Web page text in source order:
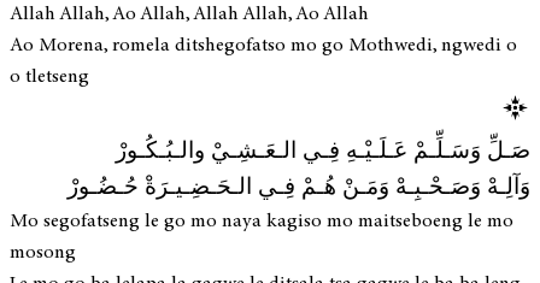
Allah Allah, Ao Allah, Allah Allah, Ao Allah
Ao Morena, romela ditshegofatso mo go Mothwedi, ngwedi o
o tletseng
صَـلِّ وَسَـلِّـمْ عَـلَـيْـهِ فِـي الـعَـشِـيْ والـبُـكُـورْ
وَآلِـهْ وَصَـحْـبِـهْ وَمَـنْ هُـمْ فِـي الـحَـضِـيـرَةْ حُـضُـورْ
Mo segofatseng le go mo naya kagiso mo maitseboeng le mo
mosong